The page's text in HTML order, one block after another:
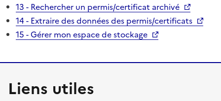
13 - Rechercher un permis/certificat archivé
14 - Extraire des données des permis/certificats
15 - Gérer mon espace de stockage
Liens utiles